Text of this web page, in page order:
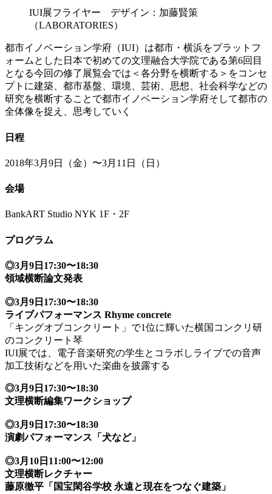
IUI展フライヤー デザイン：加藤賢策
（LABORATORIES）
都市イノベーション学府（IUI）は都市・横浜をプラットフ
ォームとした日本で初めての文理融合大学院である第6回目
となる今回の修了展覧会では＜各分野を横断する＞をコンセ
プトに建築、都市基盤、環境、芸術、思想、社会科学などの
研究を横断することで都市イノベーション学府そして都市の
全体像を捉え、思考していく
日程
2018年3月9日（金）〜3月11日（日）
会場
BankART Studio NYK 1F・2F
プログラム
◎3月9日17:30〜18:30
領域横断論文発表
◎3月9日17:30〜18:30
ライブパフォーマンス Rhyme concrete
「キングオブコンクリート」で1位に輝いた横国コンクリ研
のコンクリート琴
IUI展では、電子音楽研究の学生とコラボしライブでの音声
加工技術などを用いた楽曲を披露する
◎3月9日17:30〜18:30
文理横断編集ワークショップ
◎3月9日17:30〜18:30
演劇パフォーマンス「犬など」
◎3月10日11:00〜12:00
文理横断レクチャー
藤原徹平「国宝閑谷学校 永遠と現在をつなぐ建築」